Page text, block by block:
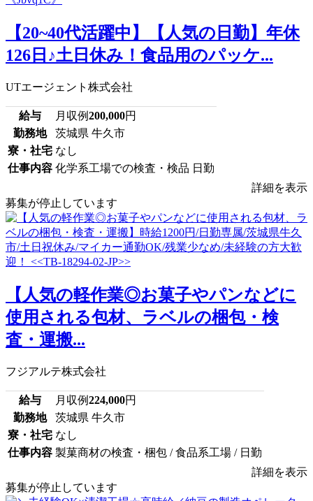
【20~40代活躍中】【人気の日勤】年休
126日♪土日休み！食品用のパッケ...
UTエージェント株式会社
給与 月収例200,000円
勤務地
茨城県 牛久市
寮・社宅 なし
仕事内容 化学系工場での検査・検品 日勤
詳細を表示
募集が停止しています
【人気の軽作業◎お菓子やパンなどに
使用される包材、ラベルの梱包・検
査・運搬...
フジアルテ株式会社
給与 月収例224,000円
勤務地
茨城県 牛久市
寮・社宅 なし
仕事内容 製菓商材の検査・梱包 / 食品系工場 / 日勤
詳細を表示
募集が停止しています